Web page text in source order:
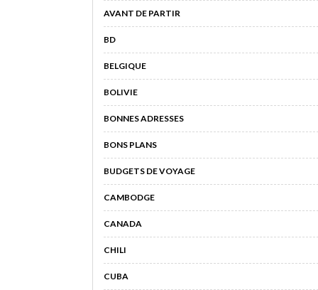
AVANT DE PARTIR
BD
BELGIQUE
BOLIVIE
BONNES ADRESSES
BONS PLANS
BUDGETS DE VOYAGE
CAMBODGE
CANADA
CHILI
CUBA